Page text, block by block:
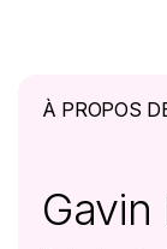
À PROPOS